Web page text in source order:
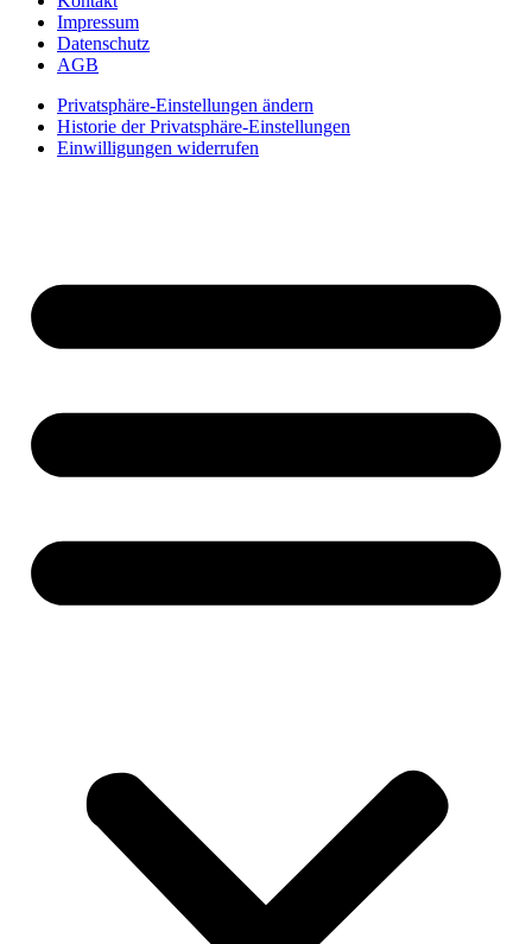
Impressum
Datenschutz
AGB
Privatsphäre-Einstellungen ändern
Historie der Privatsphäre-Einstellungen
Einwilligungen widerrufen